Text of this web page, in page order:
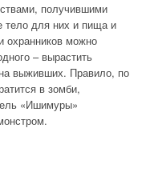
получившими
тело для них и пища и
охранников можно
– вырастить
выживших. Правило, по
в зомби,
«Ишимуры»